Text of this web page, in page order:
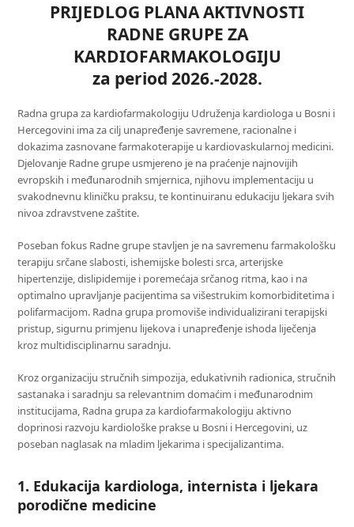
PRIJEDLOG PLANA AKTIVNOSTI
RADNE GRUPE ZA
KARDIOFARMAKOLOGIJU
za period 2026.-2028.
Radna grupa za kardiofarmakologiju Udruženja kardiologa u Bosni i
Hercegovini ima za cilj unapređenje savremene, racionalne i
dokazima zasnovane farmakoterapije u kardiovaskularnoj medicini.
Djelovanje Radne grupe usmjereno je na praćenje najnovijih
evropskih i međunarodnih smjernica, njihovu implementaciju u
svakodnevnu kliničku praksu, te kontinuiranu edukaciju ljekara svih
nivoa zdravstvene zaštite.
Poseban fokus Radne grupe stavljen je na savremenu farmakološku
terapiju srčane slabosti, ishemijske bolesti srca, arterijske
hipertenzije, dislipidemije i poremećaja srčanog ritma, kao i na
optimalno upravljanje pacijentima sa višestrukim komorbiditetima i
polifarmacijom. Radna grupa promoviše individualizirani terapijski
pristup, sigurnu primjenu lijekova i unapređenje ishoda liječenja
kroz multidisciplinarnu saradnju.
Kroz organizaciju stručnih simpozija, edukativnih radionica, stručnih
sastanaka i saradnju sa relevantnim domaćim i međunarodnim
institucijama, Radna grupa za kardiofarmakologiju aktivno
doprinosi razvoju kardiološke prakse u Bosni i Hercegovini, uz
poseban naglasak na mladim ljekarima i specijalizantima.
1. Edukacija kardiologa, internista i ljekara
porodične medicine